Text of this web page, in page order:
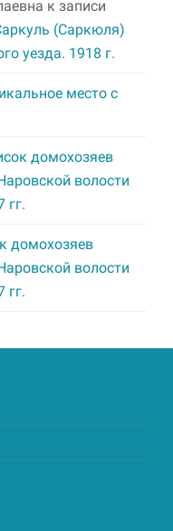
к записи
(Саркюля)
уезда. 1918 г.
место с
домохозяев
волости
гг.
домохозяев
волости
гг.